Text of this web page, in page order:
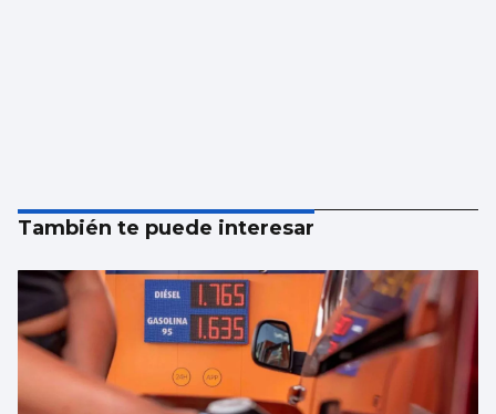
También te puede interesar